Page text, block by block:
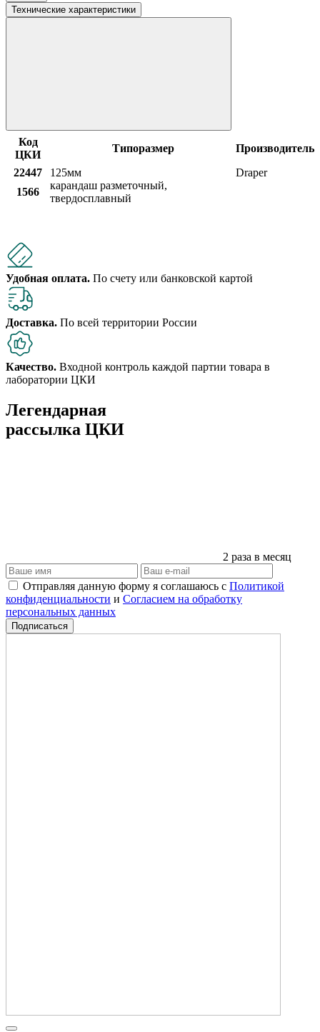
Технические характеристики
Код
ЦКИ
Типоразмер
Производитель
22447
125мм
Draper
1566
карандаш разметочный,
твердосплавный
Удобная оплата. По счету или банковской картой
Доставка. По всей территории России
Качество. Входной контроль каждой партии товара в
лаборатории ЦКИ
Легендарная
рассылка ЦКИ
2 раза в месяц
Отправляя данную форму я соглашаюсь с Политикой
конфиденциальности и Согласием на обработку
персональных данных
Подписаться